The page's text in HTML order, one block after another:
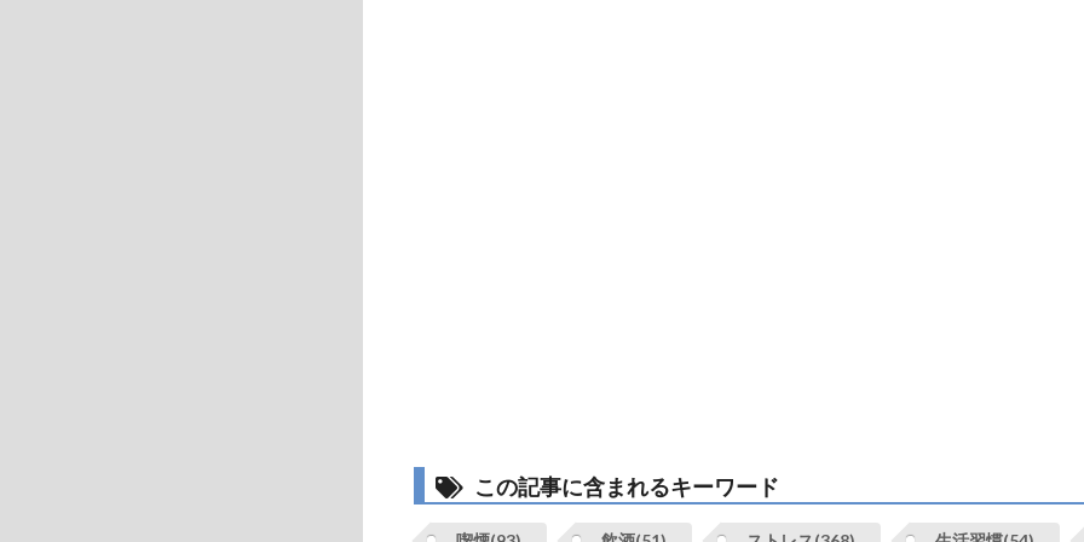
この記事に含まれるキーワード